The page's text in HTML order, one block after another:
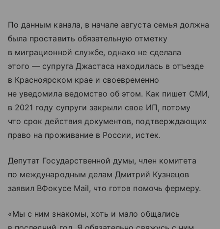
По данным канала, в начале августа семья должна
была проставить обязательную отметку
в миграционной службе, однако не сделала
этого — супруга Джастаса находилась в отъезде
в Красноярском крае и своевременно
не уведомила ведомство об этом. Как пишет СМИ,
в 2021 году супруги закрыли свое ИП, потому
что срок действия документов, подтверждающих
право на проживание в России, истек.
Депутат Государственной думы, член комитета
по международным делам Дмитрий Кузнецов
заявил ВФокусе Mail, что готов помочь фермеру.
«Мы с ним знакомы, хоть и мало общались